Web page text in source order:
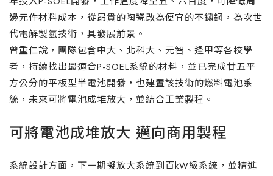
邊元件材料成本，從昂貴的陶瓷改為便宜的不鏽鋼，為次世
代電解製氫技術，具發展前景。
曾重仁說，團隊包含中大、北科大、元智、逢甲等各校學
者，持續找出最適合P-SOEL系統的材料，並已完成廿五平
方公分的平板型半電池開發，也建置該技術的燃料電池系
統，未來可將電池成堆放大，並結合工業製程。
可將電池成堆放大 邁向商用製程
系統設計方面，下一期擬放大系統到百kW級系統，並精進